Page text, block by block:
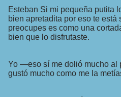
Esteban Si mi pequeña putita
bien apretadita por eso te
preocupes es como una
bien que lo disfrutaste.
Yo —eso sí me dolió mucho al
gustó mucho como me la